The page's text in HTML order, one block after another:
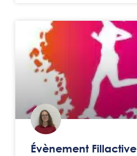
Évènement Fillactive